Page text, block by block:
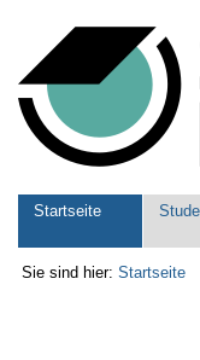
Werkzeuge
Sektionen
Startseite
Sie sind hier: Startseite